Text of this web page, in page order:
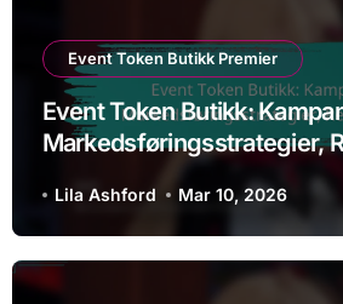
Event Token Butikk Premier
Event Token Butikk:
Markedsføringsstrategier,
Lila Ashford Mar 10, 2026